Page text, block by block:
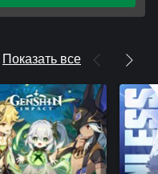
Показать все